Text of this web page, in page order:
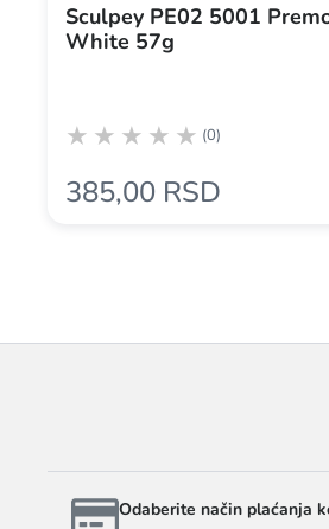
Sculpey PE02 5001
White 57g
(0)
385,00 RSD
Odaberite način plaćanja